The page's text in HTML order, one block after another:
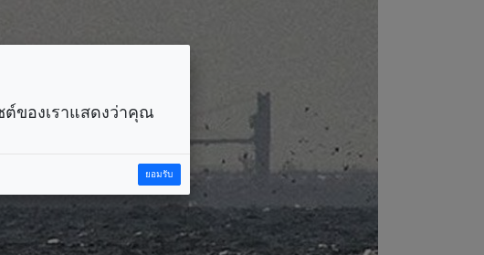
ต์ของเราแสดงว่าคุณ
ยอมรับ